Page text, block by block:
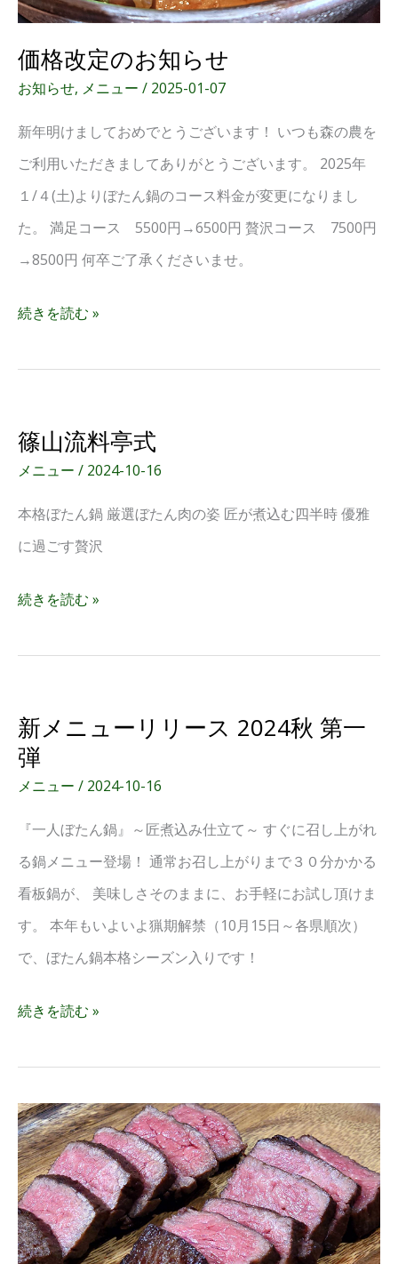
価格改定のお知らせ
お知らせ, メニュー / 2025-01-07
新年明けましておめでとうございます！ いつも森の農を
ご利用いただきましてありがとうございます。 2025年
１/４(土)よりぼたん鍋のコース料金が変更になりまし
た。 満足コース 5500円→6500円 贅沢コース 7500円
→8500円 何卒ご了承くださいませ。
続きを読む »
篠山流料亭式
メニュー / 2024-10-16
本格ぼたん鍋 厳選ぼたん肉の姿 匠が煮込む四半時 優雅
に過ごす贅沢
山
料
亭
続きを読む »
新メニューリリース 2024秋 第一
弾
メニュー / 2024-10-16
『一人ぼたん鍋』～匠煮込み仕立て～ すぐに召し上がれ
る鍋メニュー登場！ 通常お召し上がりまで３０分かかる
看板鍋が、 美味しさそのままに、お手軽にお試し頂けま
す。 本年もいよいよ猟期解禁（10月15日～各県順次）
で、ぼたん鍋本格シーズン入りです！
メ
ニ
ー
リ
リ
ー
ス
弾
続きを読む »
新
メ
ニ
ュ
ー